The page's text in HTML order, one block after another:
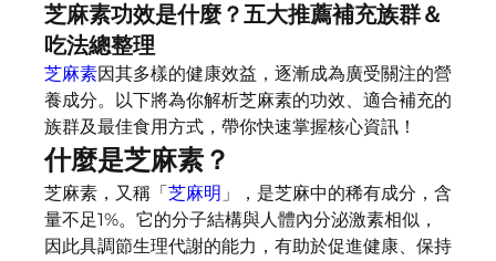
芝麻素功效是什麼？五大推薦補充族群＆
吃法總整理
芝麻素因其多樣的健康效益，逐漸成為廣受關注的營
養成分。以下將為你解析芝麻素的功效、適合補充的
族群及最佳食用方式，帶你快速掌握核心資訊！
什麼是芝麻素？
芝麻素，又稱「芝麻明 」，是芝麻中的稀有成分，含
量不足1%。它的分子結構與人體內分泌激素相似，
因此具調節生理代謝的能力，有助於促進健康、保持